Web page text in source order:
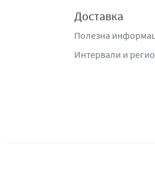
Доставка
Полезна
Интервали и